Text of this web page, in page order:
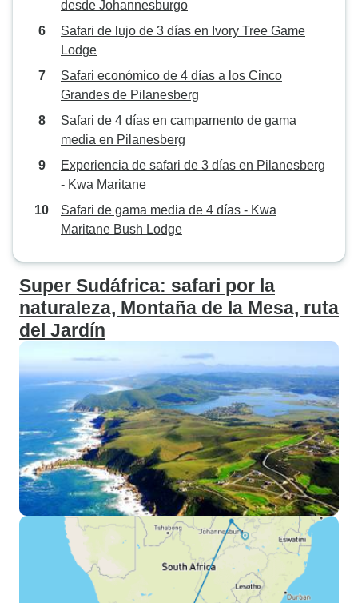
desde Johannesburgo
Safari de lujo de 3 días en Ivory Tree Game
Lodge
Safari económico de 4 días a los Cinco
Grandes de Pilanesberg
Safari de 4 días en campamento de gama
media en Pilanesberg
Experiencia de safari de 3 días en Pilanesberg
- Kwa Maritane
Safari de gama media de 4 días - Kwa
Maritane Bush Lodge
Super Sudáfrica: safari por la
naturaleza, Montaña de la Mesa, ruta
del Jardín